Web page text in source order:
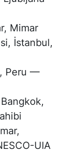
Mimar
İstanbul,
Peru —
UIA